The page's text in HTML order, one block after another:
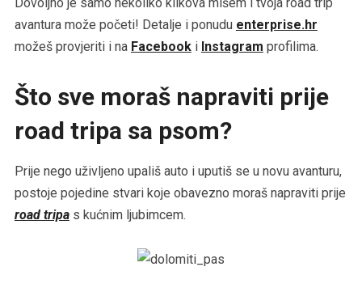
avantura može početi! Detalje i ponudu enterprise.hr
možeš provjeriti i na Facebooki Instagram profilima.
Što sve moraš napraviti prije
road tripa sa psom?
Prije nego uživljeno upališ auto i uputiš se u novu avanturu,
postoje pojedine stvari koje obavezno moraš napraviti prije
road tripas kućnim ljubimcem.